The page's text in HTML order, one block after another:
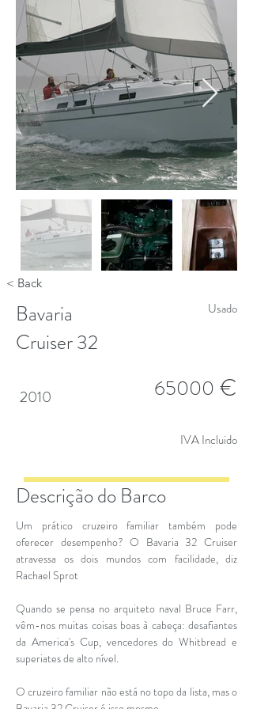
< Back
Bavaria
Cruiser 32
2010
Usado
65000 €
IVA Incluido
Descrição do Barco
Um prático cruzeiro familiar também pode
oferecer desempenho? O Bavaria 32 Cruiser
atravessa os dois mundos com facilidade, diz
Rachael Sprot
Quando se pensa no arquiteto naval Bruce Farr,
vêm-nos muitas coisas boas à cabeça: desafiantes
da America's Cup, vencedores do Whitbread e
superiates de alto nível.
O cruzeiro familiar não está no topo da lista, mas o